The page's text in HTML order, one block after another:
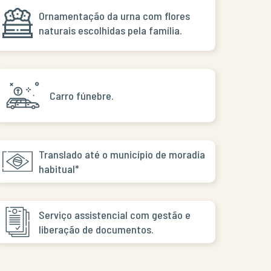
Ornamentação da urna com flores
naturais escolhidas pela família.
Carro fúnebre.
Translado até o município de moradia
habitual*
Serviço assistencial com gestão e
liberação de documentos.